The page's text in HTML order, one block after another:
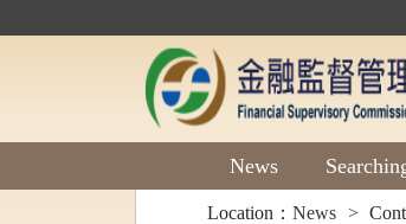
Content
News
Location：News